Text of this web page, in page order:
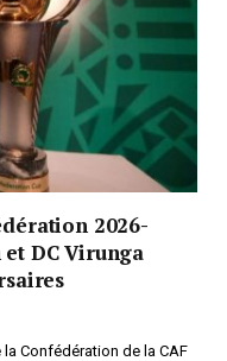
2026-
DC Virunga
Confédération de la CAF